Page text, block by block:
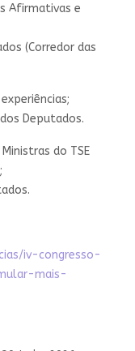
Afirmativas e
(Corredor das
Deputados.
do TSE
iv-congresso-
mais-